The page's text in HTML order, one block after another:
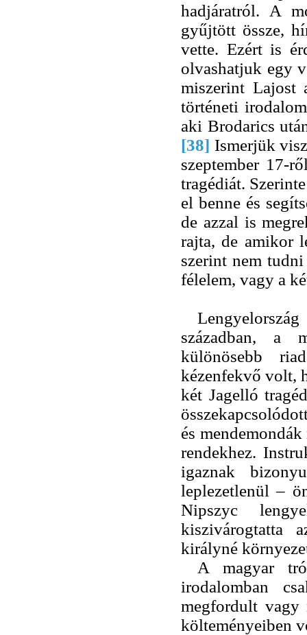
hadjáratról. A
gyűjtött össze,
vette. Ezért is
olvashatjuk egy
miszerint Lajost
történeti
aki Brodarics
[38] Ismerjük
szeptember 17-
tragédiát.
el benne és
de azzal is
rajta, de amikor
szerint nem
félelem, vagy a
században, a
különösebb
kézenfekvő volt,
két Jagelló
és
rendekhez.
igaznak
leplezetlenül –
Nipszyc
kiszivárogtatta
királyné
A magyar
irodalomban
megfordult vagy
költeményeiben